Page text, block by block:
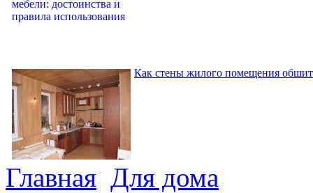
Как стены жилого помещения
Главная Для дома